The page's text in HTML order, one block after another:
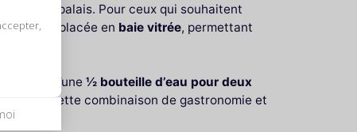
les palais. Pour ceux qui souhaitent
table placée en baie vitrée, permettant
et d’une ½ bouteille d’eau pour deux
Cette combinaison de gastronomie et